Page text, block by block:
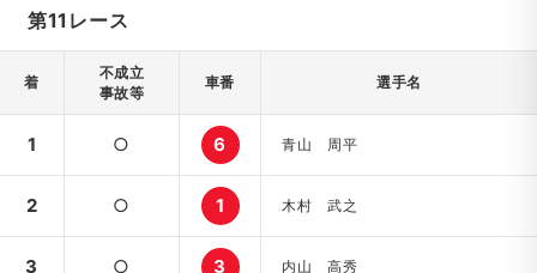
第11レース
着
不成立
事故等
車番 選手名
1 ○ 6 青山 周平
2 ○ 1 木村 武之
3 ○ 3 内山 高秀